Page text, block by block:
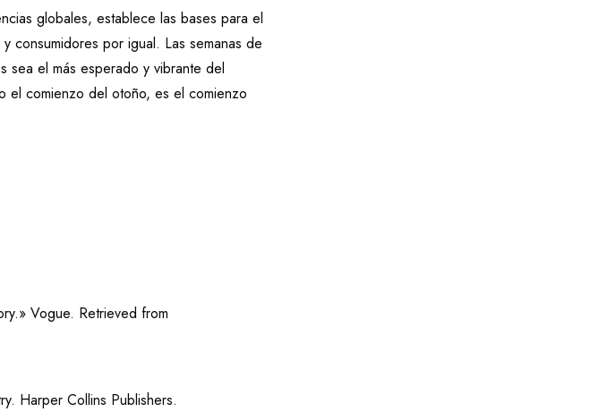
globales, establece las bases para el
consumidores por igual. Las semanas de
sea el más esperado y vibrante del
el comienzo del otoño, es el comienzo
Vogue. Retrieved from
Harper Collins Publishers.